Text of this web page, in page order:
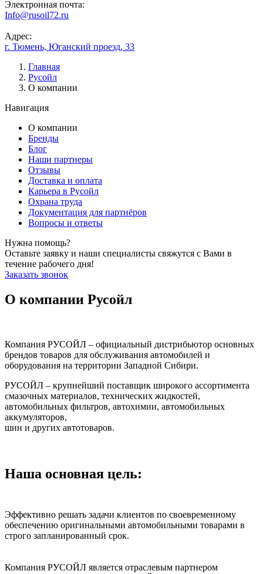
Электронная почта:
Info@rusoil72.ru
Адрес:
г. Тюмень, Юганский проезд, 33
Главная
Русойл
О компании
Навигация
О компании
Бренды
Блог
Наши партнеры
Отзывы
Доставка и оплата
Карьера в Русойл
Охрана труда
Документация для партнёров
Вопросы и ответы
Нужна помощь?
Оставьте заявку и наши специалисты свяжутся с Вами в
течение рабочего дня!
Заказать звонок
О компании Русойл
Компания РУСОЙЛ – официальный дистрибьютор основных
брендов товаров для обслуживания автомобилей и
оборудования на территории Западной Сибири.
РУСОЙЛ – крупнейший поставщик широкого ассортимента
смазочных материалов, технических жидкостей,
автомобильных фильтров, автохимии, автомобильных
аккумуляторов,
шин и других автотоваров.
Наша основная цель:
Эффективно решать задачи клиентов по своевременному
обеспечению оригинальными автомобильными товарами в
строго запланированный срок.
Компания РУСОЙЛ является отраслевым партнером